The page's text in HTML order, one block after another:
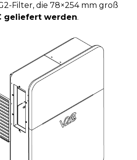
Filter, die 78×254 mm groß
geliefert werden.